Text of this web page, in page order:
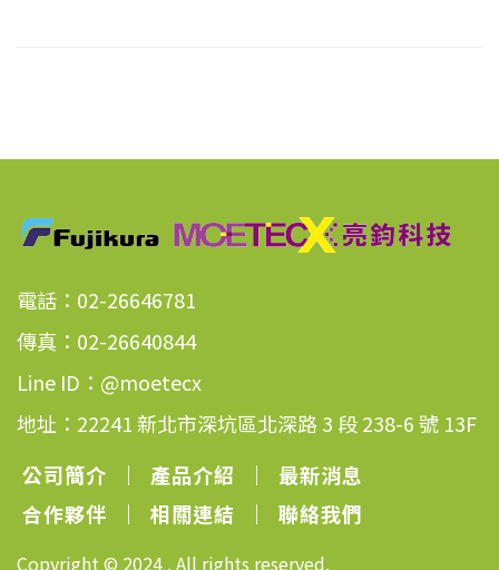
電話：02-26646781
傳真：02-26640844
Line ID：@moetecx
地址：22241 新北市深坑區北深路 3 段 238-6 號 13F
公司簡介
｜ 產品介紹 ｜
最新消息
合作夥伴
｜ 相關連結 ｜ 聯絡我們
Copyright © 2024 . All rights reserved.